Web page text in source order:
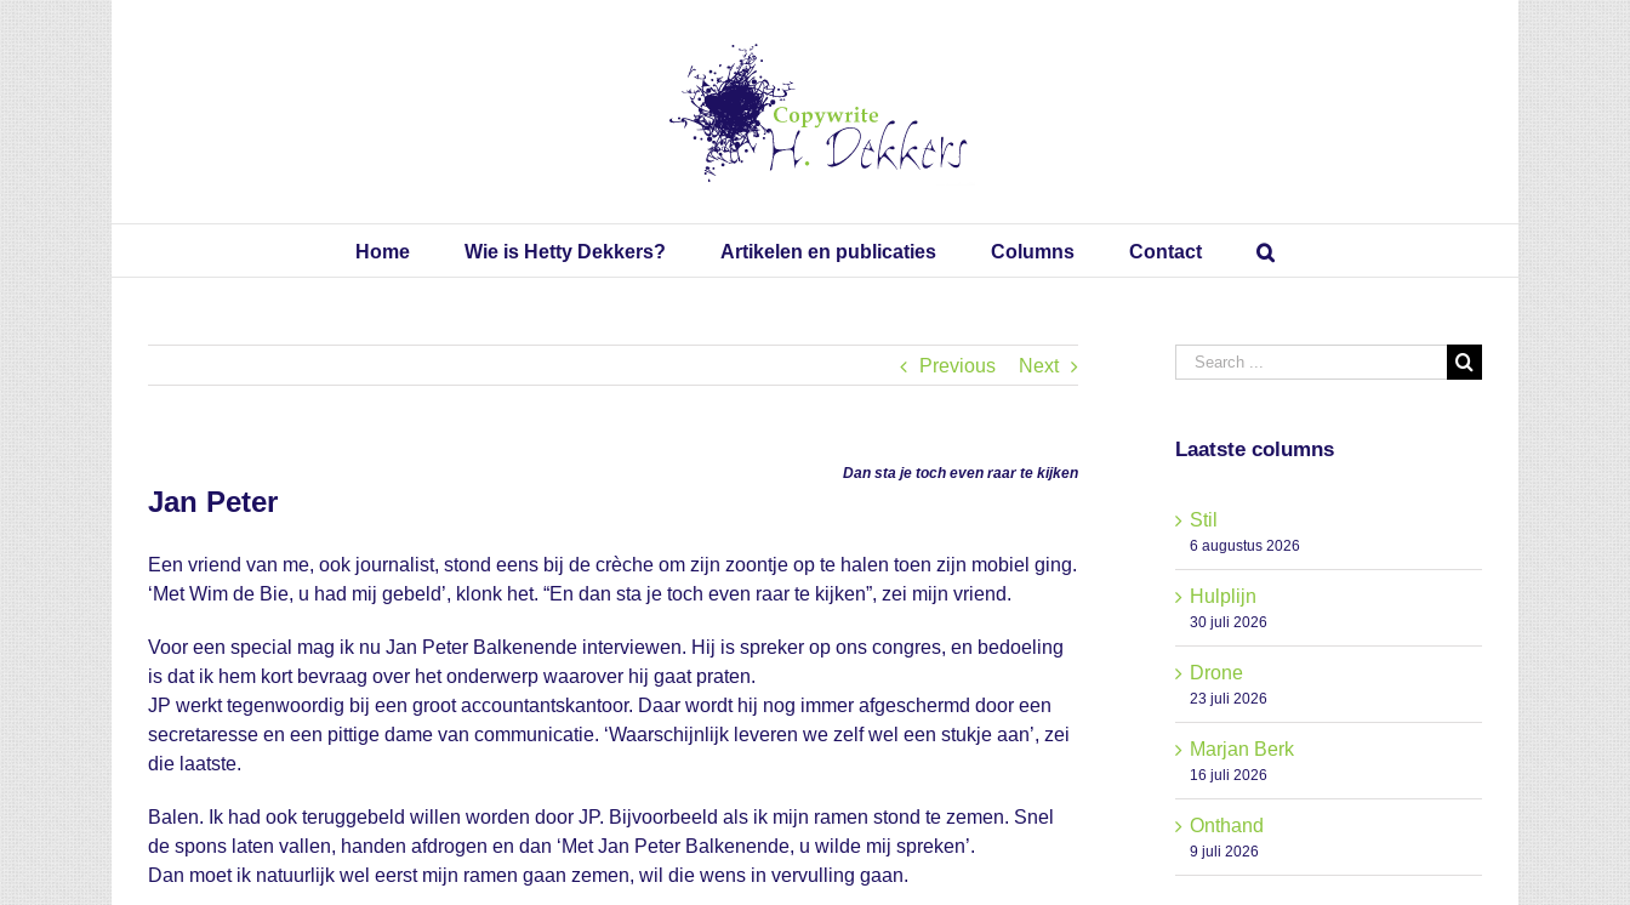
Home Wie is Hetty Dekkers? Artikelen en publicaties Columns Contact
Previous Next
Dan sta je toch even raar te kijken
Jan Peter
Een vriend van me, ook journalist, stond eens bij de crèche om zijn zoontje op te halen toen zijn mobiel ging.
‘Met Wim de Bie, u had mij gebeld’, klonk het. “En dan sta je toch even raar te kijken”, zei mijn vriend.
Voor een special mag ik nu Jan Peter Balkenende interviewen. Hij is spreker op ons congres, en bedoeling
is dat ik hem kort bevraag over het onderwerp waarover hij gaat praten.
JP werkt tegenwoordig bij een groot accountantskantoor. Daar wordt hij nog immer afgeschermd door een
secretaresse en een pittige dame van communicatie. ‘Waarschijnlijk leveren we zelf wel een stukje aan’, zei
die laatste.
Balen. Ik had ook teruggebeld willen worden door JP. Bijvoorbeeld als ik mijn ramen stond te zemen. Snel
de spons laten vallen, handen afdrogen en dan ‘Met Jan Peter Balkenende, u wilde mij spreken’.
Dan moet ik natuurlijk wel eerst mijn ramen gaan zemen, wil die wens in vervulling gaan.
Search
for:
Laatste columns
Stil
6 augustus 2026
Hulplijn
30 juli 2026
Drone
23 juli 2026
Marjan Berk
16 juli 2026
Onthand
9 juli 2026